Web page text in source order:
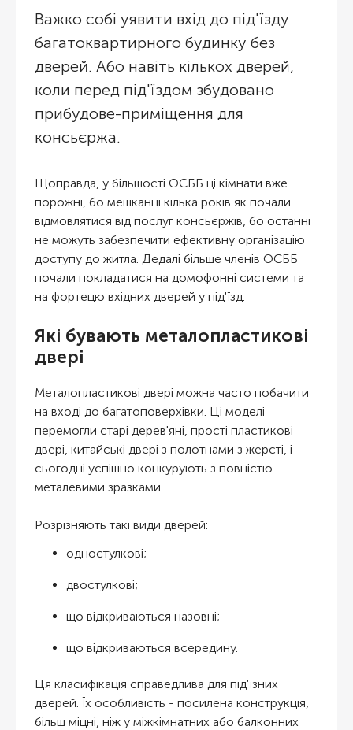
Важко собі уявити вхід до під'їзду
багатоквартирного будинку без
дверей. Або навіть кількох дверей,
коли перед під'їздом збудовано
прибудове-приміщення для
консьєржа.
Щоправда, у більшості ОСББ ці кімнати вже
порожні, бо мешканці кілька років як почали
відмовлятися від послуг консьєржів, бо останні
не можуть забезпечити ефективну організацію
доступу до житла. Дедалі більше членів ОСББ
почали покладатися на домофонні системи та
на фортецю вхідних дверей у під'їзд.
Які бувають металопластикові
двері
Металопластикові двері можна часто побачити
на вході до багатоповерхівки. Ці моделі
перемогли старі дерев'яні, прості пластикові
двері, китайські двері з полотнами з жерсті, і
сьогодні успішно конкурують з повністю
металевими зразками.
Розрізняють такі види дверей:
одностулкові;
двостулкові;
що відкриваються назовні;
що відкриваються всередину.
Ця класифікація справедлива для під'їзних
дверей. Їх особливість - посилена конструкція,
більш міцні, ніж у міжкімнатних або балконних